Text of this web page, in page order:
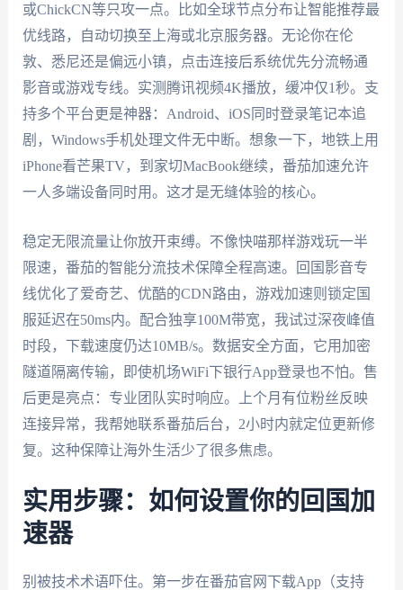
或ChickCN等只攻一点。比如全球节点分布让智能推荐最
优线路，自动切换至上海或北京服务器。无论你在伦
敦、悉尼还是偏远小镇，点击连接后系统优先分流畅通
影音或游戏专线。实测腾讯视频4K播放，缓冲仅1秒。支
持多个平台更是神器：Android、iOS同时登录笔记本追
剧，Windows手机处理文件无中断。想象一下，地铁上用
iPhone看芒果TV，到家切MacBook继续，番茄加速允许
一人多端设备同时用。这才是无缝体验的核心。
稳定无限流量让你放开束缚。不像快喵那样游戏玩一半
限速，番茄的智能分流技术保障全程高速。回国影音专
线优化了爱奇艺、优酷的CDN路由，游戏加速则锁定国
服延迟在50ms内。配合独享100M带宽，我试过深夜峰值
时段，下载速度仍达10MB/s。数据安全方面，它用加密
隧道隔离传输，即使机场WiFi下银行App登录也不怕。售
后更是亮点：专业团队实时响应。上个月有位粉丝反映
连接异常，我帮她联系番茄后台，2小时内就定位更新修
复。这种保障让海外生活少了很多焦虑。
实用步骤：如何设置你的回国加
速器
别被技术术语吓住。第一步在番茄官网下载App（支持